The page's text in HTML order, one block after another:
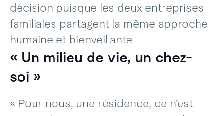
décision puisque les deux entreprises
familiales partagent la même approche
humaine et bienveillante.
« Un milieu de vie, un chez-
soi »
« Pour nous, une résidence, ce n’est